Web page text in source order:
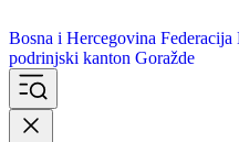
Bosna i Hercegovina
podrinjski kanton Goražde